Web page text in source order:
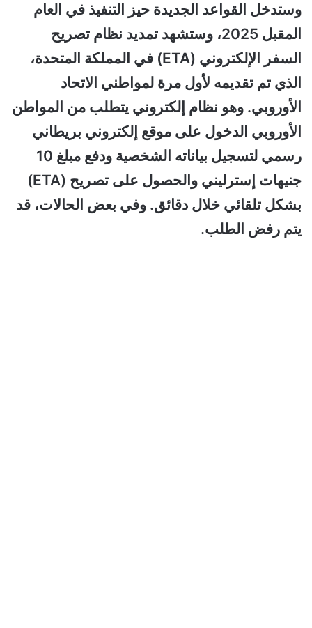
وستدخل القواعد الجديدة حيز التنفيذ في العام
المقبل 2025، وستشهد تمديد نظام تصريح
السفر الإلكتروني (ETA) في المملكة المتحدة،
الذي تم تقديمه لأول مرة لمواطني الاتحاد
الأوروبي. وهو نظام إلكتروني يتطلب من المواطن
الأوروبي الدخول على موقع إلكتروني بريطاني
رسمي لتسجيل بياناته الشخصية ودفع مبلغ 10
جنيهات إسترليني والحصول على تصريح (ETA)
بشكل تلقائي خلال دقائق. وفي بعض الحالات، قد
يتم رفض الطلب.